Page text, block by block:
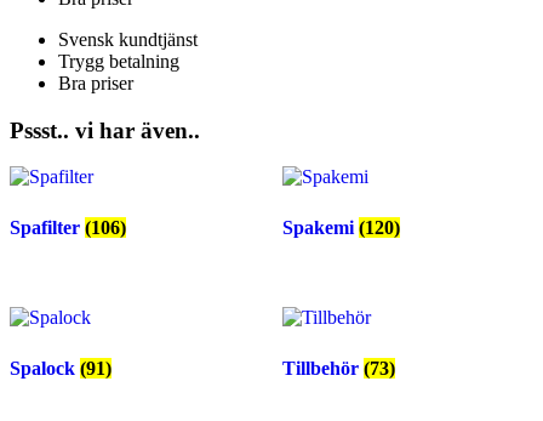
Svensk kundtjänst
Trygg betalning
Bra priser
Pssst.. vi har även..
Spafilter (106) Spakemi (120)
Spalock (91) Tillbehör (73)